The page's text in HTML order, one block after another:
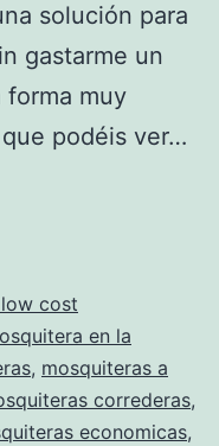
solución para
gastarme un
forma muy
podéis ver…
cost
en la
, mosquiteras a
correderas,
economicas,